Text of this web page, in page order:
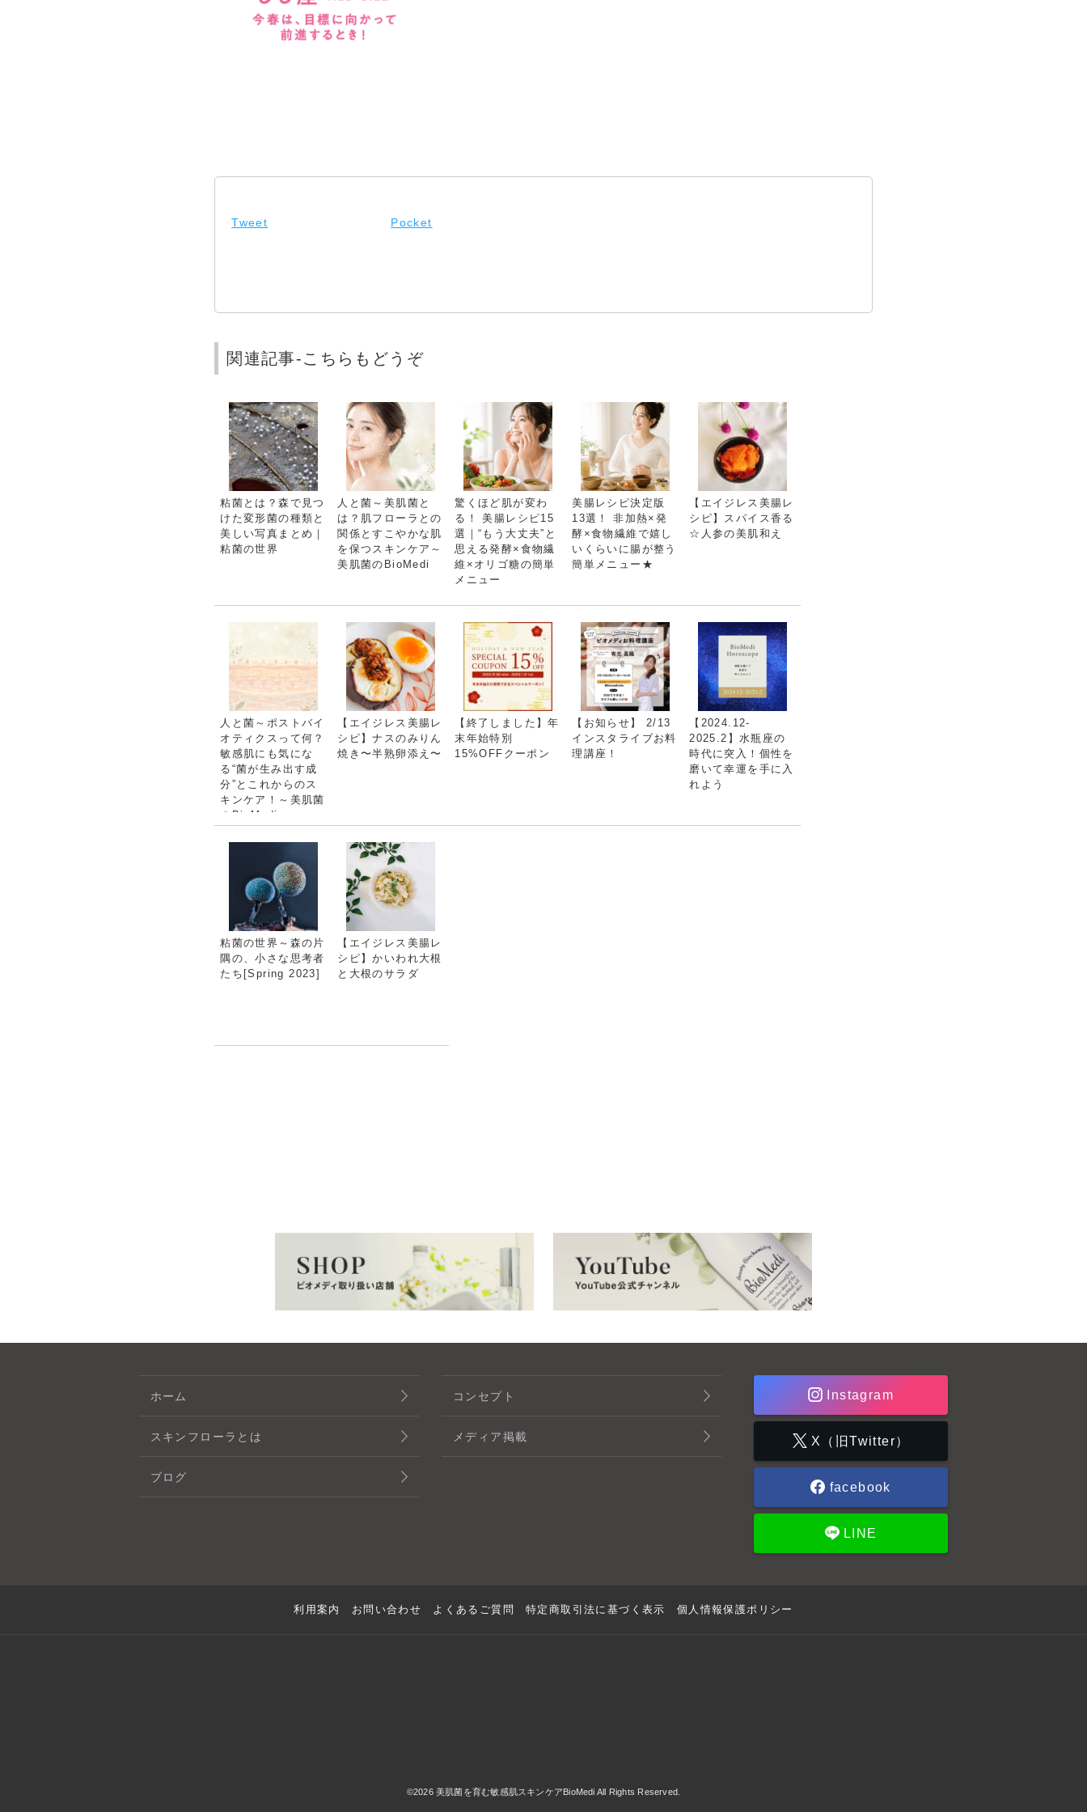
Tweet Pocket
関連記事-こちらもどうぞ
粘菌とは？森で見つ
けた変形菌の種類と
美しい写真まとめ｜
粘菌の世界
人と菌～美肌菌と
は？肌フローラとの
関係とすこやかな肌
を保つスキンケア～
美肌菌のBioMedi
驚くほど肌が変わ
る！ 美腸レシピ15
選｜“もう大丈夫”と
思える発酵×食物繊
維×オリゴ糖の簡単
メニュー
美腸レシピ決定版
13選！ 非加熱×発
酵×食物繊維で嬉し
いくらいに腸が整う
簡単メニュー★
【エイジレス美腸レ
シピ】スパイス香る
☆人参の美肌和え
人と菌～ポストバイ
オティクスって何？
敏感肌にも気にな
る“菌が生み出す成
分”とこれからのス
キンケア！～美肌菌
のBioMedi
【エイジレス美腸レ
シピ】ナスのみりん
焼き〜半熟卵添え〜
【終了しました】年
末年始特別
15%OFFクーポン
【お知らせ】 2/13
インスタライブお料
理講座！
【2024.12-
2025.2】水瓶座の
時代に突入！個性を
磨いて幸運を手に入
れよう
粘菌の世界～森の片
隅の、小さな思考者
たち[Spring 2023]
【エイジレス美腸レ
シピ】かいわれ大根
と大根のサラダ
Instagram
X（旧Twitter）
facebook
LINE
ホーム コンセプト
スキンフローラとは メディア掲載
ブログ
利用案内 お問い合わせ よくあるご質問 特定商取引法に基づく表示 個人情報保護ポリシー
©2026 美肌菌を育む敏感肌スキンケアBioMedi All Rights Reserved.